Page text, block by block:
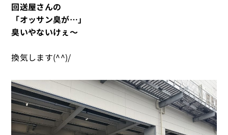
回送屋さんの
「オッサン臭が…」
臭いやないけぇ～
換気します(^^)/